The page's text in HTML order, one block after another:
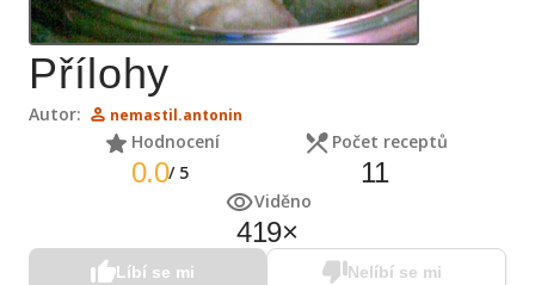
Přílohy
Autor: nemastil.antonin
Hodnocení
0.0/ 5
Počet receptů
11
Viděno
419×
Líbí se mi Nelíbí se mi